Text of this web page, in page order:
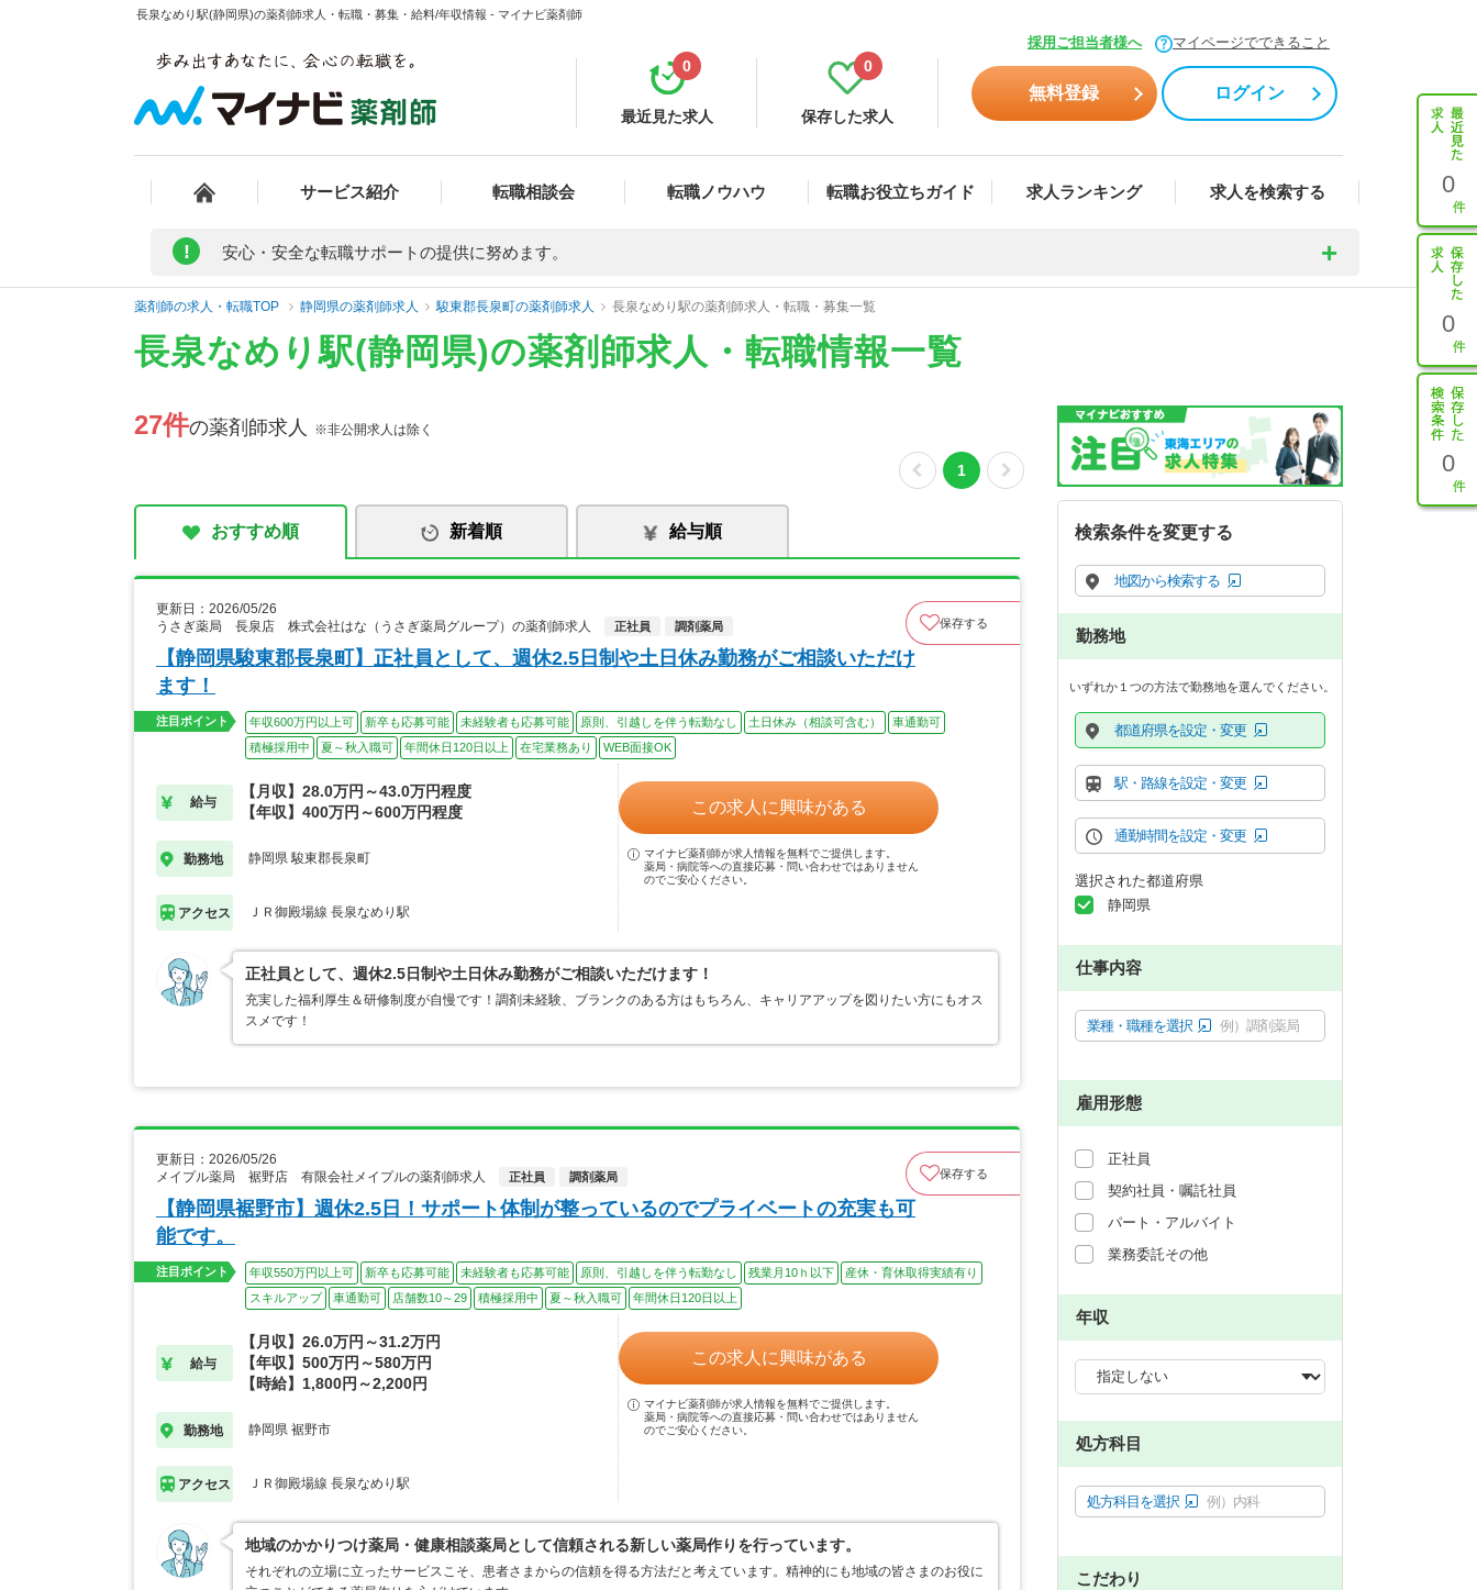
長泉なめり駅(静岡県)の薬剤師求人・転職・募集・給料/年収情報 - マイナビ薬剤師
採用ご担当者様へ マイページでできること
最近見た求人
0
保存した求人
0
無料登録 ログイン
サービス紹介 転職相談会 転職ノウハウ 転職お役立ちガイド 求人ランキング 求人を検索する 0
0
0
! 安心・安全な転職サポートの提供に努めます。
薬剤師の求人・転職TOP 静岡県の薬剤師求人 駿東郡長泉町の薬剤師求人 長泉なめり駅の薬剤師求人・転職・募集一覧
長泉なめり駅(静岡県)の薬剤師求人・転職情報一覧
27件の薬剤師求人 ※非公開求人は除く
1
おすすめ順 新着順 給与順
更新日：2026/05/26
うさぎ薬局 長泉店 株式会社はな（うさぎ薬局グループ）の薬剤師求人
正社員 調剤薬局 保存する
【静岡県駿東郡長泉町】正社員として、週休2.5日制や土日休み勤務がご相談いただけ
ます！
注目ポイント 年収600万円以上可 新卒も応募可能 未経験者も応募可能 原則、引越しを伴う転勤なし 土日休み（相談可含む）
車通勤可
積極採用中
夏～秋入職可 年間休日120日以上 在宅業務あり WEB面接OK
給与
【月収】28.0万円～43.0万円程度
【年収】400万円～600万円程度
勤務地 静岡県 駿東郡長泉町
アクセス ＪＲ御殿場線 長泉なめり駅
この求人に興味がある
マイナビ薬剤師が求人情報を無料でご提供します。
薬局・病院等への直接応募・問い合わせではありません
のでご安心ください。
正社員として、週休2.5日制や土日休み勤務がご相談いただけます！
充実した福利厚生＆研修制度が自慢です！調剤未経験、ブランクのある方はもちろん、キャリアアップを図りたい方にもオス
スメです！
更新日：2026/05/26
メイプル薬局 裾野店 有限会社メイプルの薬剤師求人
正社員 調剤薬局 保存する
【静岡県裾野市】週休2.5日！サポート体制が整っているのでプライベートの充実も可
能です。
注目ポイント 年収550万円以上可 新卒も応募可能 未経験者も応募可能 原則、引越しを伴う転勤なし 残業月10ｈ以下
産休・育休取得実績有り
スキルアップ
車通勤可 店舗数10～29 積極採用中 夏～秋入職可 年間休日120日以上
給与
【月収】26.0万円～31.2万円
【年収】500万円～580万円
【時給】1,800円～2,200円
勤務地 静岡県 裾野市
アクセス ＪＲ御殿場線 長泉なめり駅
この求人に興味がある
マイナビ薬剤師が求人情報を無料でご提供します。
薬局・病院等への直接応募・問い合わせではありません
のでご安心ください。
地域のかかりつけ薬局・健康相談薬局として信頼される新しい薬局作りを行っています。
それぞれの立場に立ったサービスこそ、患者さまからの信頼を得る方法だと考えています。精神的にも地域の皆さまのお役に
検索条件を変更する
地図から検索する
勤務地
いずれか１つの方法で勤務地を選んでください。
都道府県を設定・変更
駅・路線を設定・変更
通勤時間を設定・変更
選択された都道府県
静岡県
仕事内容
業種・職種を選択 例）調剤薬局
雇用形態
正社員
契約社員・嘱託社員
パート・アルバイト
業務委託その他
年収
処方科目
処方科目を選択 例）内科
こだわり